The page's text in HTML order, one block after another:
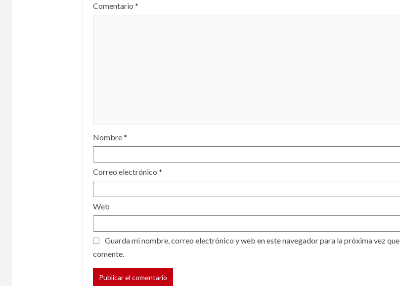
Comentario *
Nombre*
Correo electrónico *
Web
Guarda mi nombre, correo electrónico y web en este navegador para la próxima vez que
comente.